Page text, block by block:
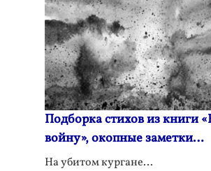
Подборка стихов из книги
войну», окопные заметки…
На убитом кургане…